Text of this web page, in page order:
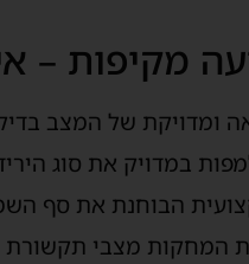
מקיפות –
ומדויקת של המצב
במדויק את סוג
הבוחנת את סף
המחקות מצבי